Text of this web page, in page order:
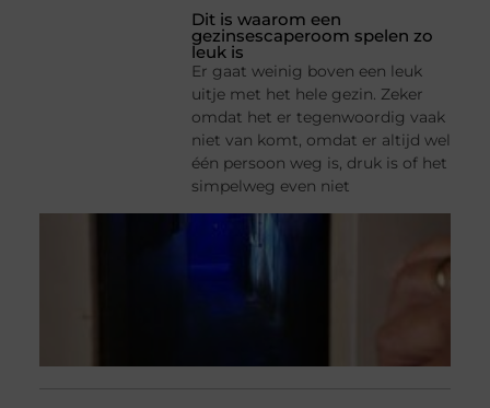
Dit is waarom een
gezinsescaperoom spelen zo
leuk is
Er gaat weinig boven een leuk
uitje met het hele gezin. Zeker
omdat het er tegenwoordig vaak
niet van komt, omdat er altijd wel
één persoon weg is, druk is of het
simpelweg even niet